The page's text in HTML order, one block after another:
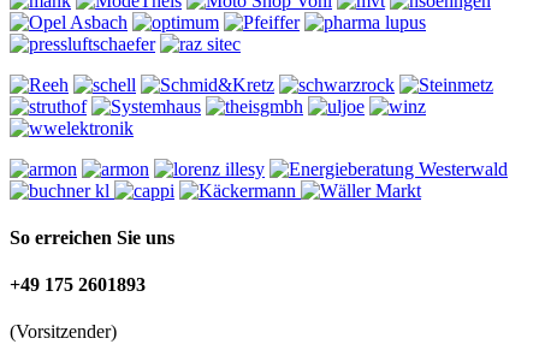
So erreichen Sie uns
+49 175 2601893
(Vorsitzender)